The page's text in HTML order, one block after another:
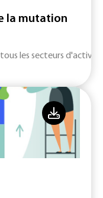
la mutation
les secteurs